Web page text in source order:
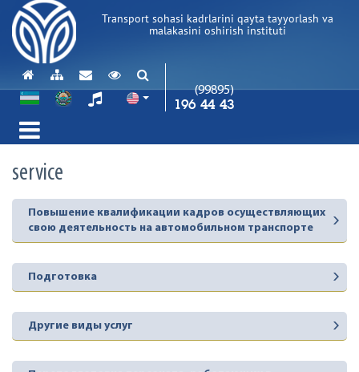
Transport sohasi kadrlarini qayta tayyorlash va
malakasini oshirish instituti
(99895)
196 44 43
service
Повышение квалификации кадров осуществляющих
свою деятельность на автомобильном транспорте
Подготовка
Другие виды услуг